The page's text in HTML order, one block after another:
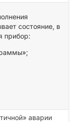
состояние, в
прибор:
аварии